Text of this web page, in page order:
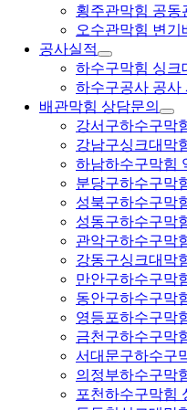
횡주관막힘 공동
오수관막힘 변기
공사실적
하수구막힘 싱크
하수구공사 공사
배관막힘 상담문의
강서구하수구막
강남구싱크대막
하남하수구막힘
분당구하수구막
성북구하수구막
성동구하수구막
관악구하수구막
강동구싱크대막
만안구하수구막
동안구하수구막
영등포하수구막
금천구하수구막
서대문구하수구
의정부하수구막
포천하수구막힘